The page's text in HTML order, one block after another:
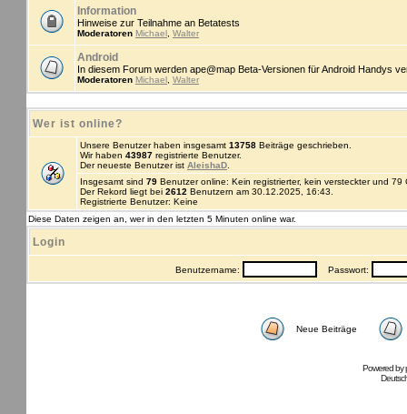
Information
Hinweise zur Teilnahme an Betatests
Moderatoren Michael Walter
Android
In diesem Forum werden ape@map Beta-Versionen für Android Handys
Moderatoren Michael Walter
Wer ist online?
Unsere Benutzer haben insgesamt 13758 Beiträge geschrieben.
Wir haben 43987 registrierte Benutzer.
Der neueste Benutzer ist AleishaD
Insgesamt sind 79 Benutzer online: Kein registrierter, kein versteckter und
Der Rekord liegt bei 2612 Benutzern am 30.12.2025, 16:43.
Registrierte Benutzer: Keine
Diese Daten zeigen an, wer in den letzten 5 Minuten online war.
Login
Benutzername: Passwort:
Neue Beiträge
Powered by